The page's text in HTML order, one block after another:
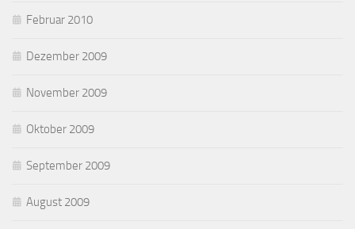
Februar 2010
Dezember 2009
November 2009
Oktober 2009
September 2009
August 2009